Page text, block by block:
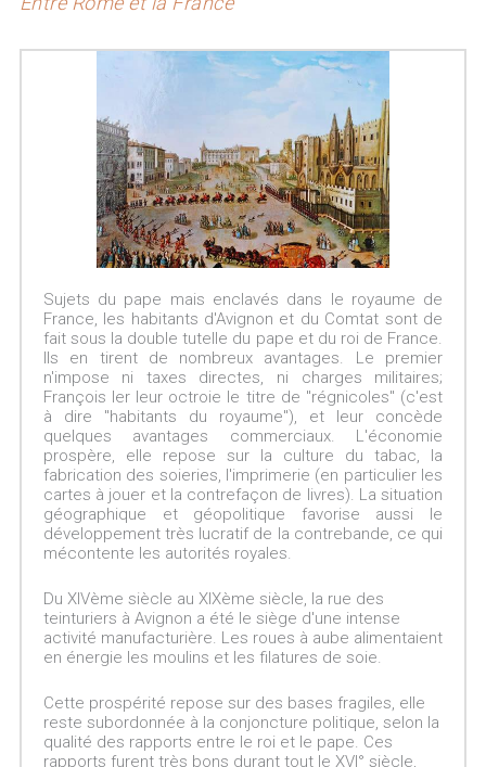
Sujets du pape mais enclavés dans le royaume de
France, les habitants d'Avignon et du Comtat sont de
fait sous la double tutelle du pape et du roi de France.
Ils en tirent de nombreux avantages. Le premier
n'impose ni taxes directes, ni charges militaires;
François Ier leur octroie le titre de "régnicoles" (c'est
à dire "habitants du royaume"), et leur concède
quelques avantages commerciaux. L'économie
prospère, elle repose sur la culture du tabac, la
fabrication des soieries, l'imprimerie (en particulier les
cartes à jouer et la contrefaçon de livres). La situation
géographique et géopolitique favorise aussi le
développement très lucratif de la contrebande, ce qui
mécontente les autorités royales.
Du XIVème siècle au XIXème siècle, la rue des
teinturiers à Avignon a été le siège d'une intense
activité manufacturière. Les roues à aube alimentaient
en énergie les moulins et les filatures de soie.
Cette prospérité repose sur des bases fragiles, elle
reste subordonnée à la conjoncture politique, selon la
qualité des rapports entre le roi et le pape. Ces
rapports furent très bons durant tout le XVI° siècle,